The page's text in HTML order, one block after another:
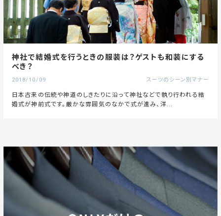
神社で結婚式を行うときの服装は？ゲストも和装にする
べき？
2018/10/09 スーツのシーン別マナー
日本古来の伝統や神道のしきたりに沿って神社などで執り行われる結
婚式が神前式です。厳かな雰囲気のなかで式が進み、洋...